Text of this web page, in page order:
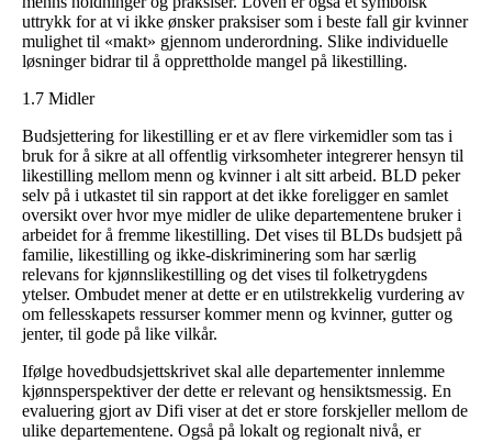
uttrykk for at vi ikke ønsker praksiser som i beste fall gir kvinner
mulighet til «makt» gjennom underordning. Slike individuelle
løsninger bidrar til å opprettholde mangel på likestilling.
1.7 Midler
Budsjettering for likestilling er et av flere virkemidler som tas i
bruk for å sikre at all offentlig virksomheter integrerer hensyn til
likestilling mellom menn og kvinner i alt sitt arbeid. BLD peker
selv på i utkastet til sin rapport at det ikke foreligger en samlet
oversikt over hvor mye midler de ulike departementene bruker i
arbeidet for å fremme likestilling. Det vises til BLDs budsjett på
familie, likestilling og ikke-diskriminering som har særlig
relevans for kjønnslikestilling og det vises til folketrygdens
ytelser. Ombudet mener at dette er en utilstrekkelig vurdering av
om fellesskapets ressurser kommer menn og kvinner, gutter og
jenter, til gode på like vilkår.
Ifølge hovedbudsjettskrivet skal alle departementer innlemme
kjønnsperspektiver der dette er relevant og hensiktsmessig. En
evaluering gjort av Difi viser at det er store forskjeller mellom de
ulike departementene. Også på lokalt og regionalt nivå, er